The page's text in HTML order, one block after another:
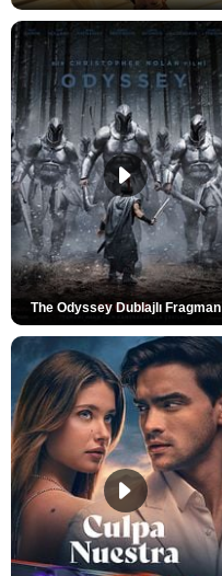
The Odyssey Dublajlı Fragman